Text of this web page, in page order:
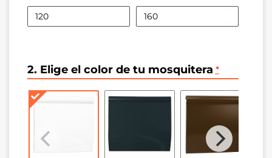
2. Elige el color de tu mosquitera *